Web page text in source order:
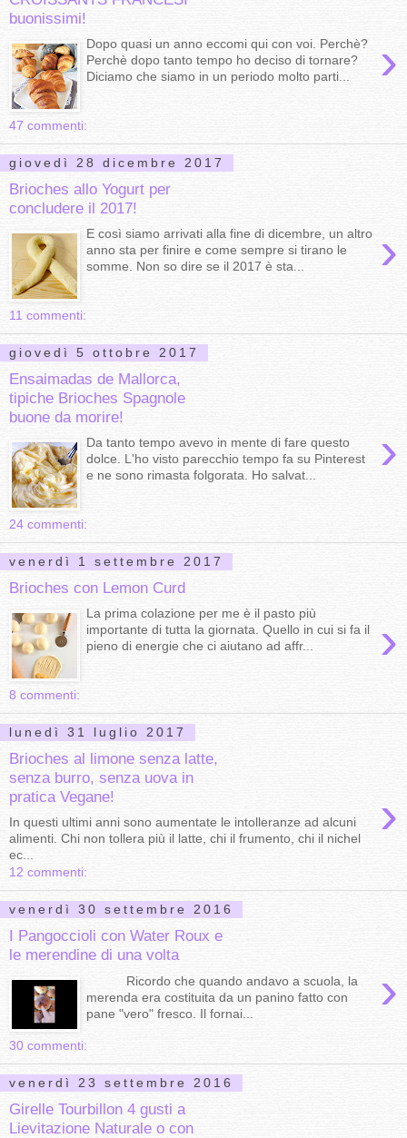
buonissimi!
›
Dopo quasi un anno eccomi qui con voi. Perchè?
Perchè dopo tanto tempo ho deciso di tornare?
Diciamo che siamo in un periodo molto parti...
47 commenti:
giovedì 28 dicembre 2017
Brioches allo Yogurt per
concludere il 2017!
›
E così siamo arrivati alla fine di dicembre, un altro
anno sta per finire e come sempre si tirano le
somme. Non so dire se il 2017 è sta...
11 commenti:
giovedì 5 ottobre 2017
Ensaimadas de Mallorca,
tipiche Brioches Spagnole
buone da morire!
›
Da tanto tempo avevo in mente di fare questo
dolce. L'ho visto parecchio tempo fa su Pinterest
e ne sono rimasta folgorata. Ho salvat...
24 commenti:
venerdì 1 settembre 2017
Brioches con Lemon Curd
›
La prima colazione per me è il pasto più
importante di tutta la giornata. Quello in cui si fa il
pieno di energie che ci aiutano ad affr...
8 commenti:
lunedì 31 luglio 2017
Brioches al limone senza latte,
senza burro, senza uova in
pratica Vegane!
›
In questi ultimi anni sono aumentate le intolleranze ad alcuni
alimenti. Chi non tollera più il latte, chi il frumento, chi il nichel
ec...
12 commenti:
venerdì 30 settembre 2016
I Pangoccioli con Water Roux e
le merendine di una volta
›
Ricordo che quando andavo a scuola, la
merenda era costituita da un panino fatto con
pane "vero" fresco. Il fornai...
30 commenti:
venerdì 23 settembre 2016
Girelle Tourbillon 4 gusti a
Lievitazione Naturale o con